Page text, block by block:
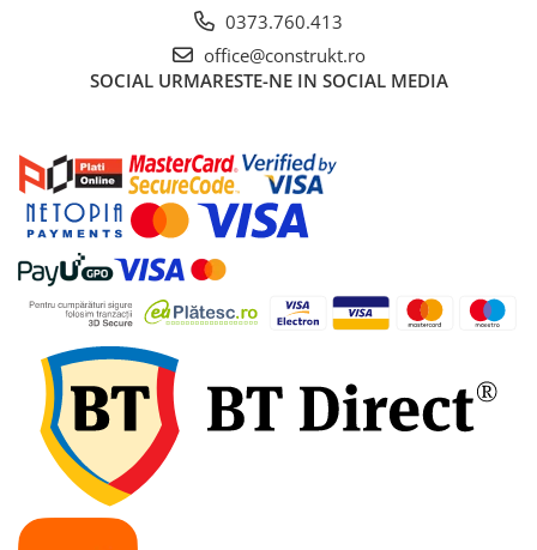
Aspersoare gazon & gradina
Camin distribuitor
Scule montaj irigatii
Solutii pentru tratarea tevilor de
irigat
Casa si gradina
Casute de gradina
Scule si unelte gradina
Separatoare de gazon
Geocelule terasamente
Pavele ecologice
0373.760.413
office@construkt.ro
SOCIAL URMARESTE-NE IN SOCIAL MEDIA